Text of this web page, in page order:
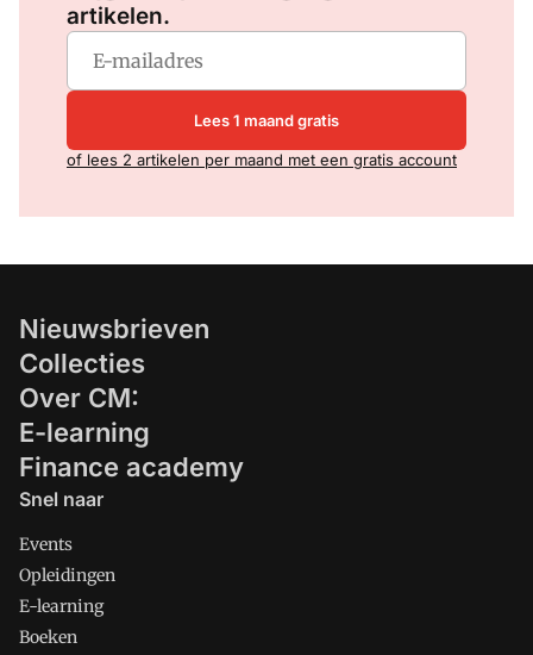
artikelen.
Lees 1 maand gratis
of lees 2 artikelen per maand met een gratis account
Nieuwsbrieven
Collecties
Over CM:
E-learning
Finance academy
Snel naar
Events
Opleidingen
E-learning
Boeken